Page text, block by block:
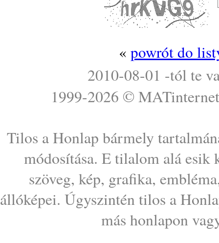
« powrót do
2010-08-01 -tól te
1999-2026 © MATinternet
Tilos a Honlap bármely
módosítása. E tilalom alá esik
szöveg, kép, grafika,
állóképei. Úgyszintén tilos a
más honlapon